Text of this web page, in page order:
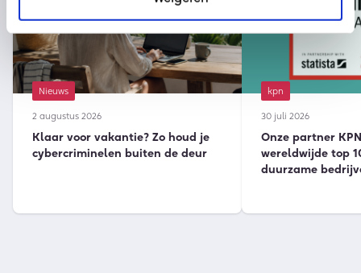
Nieuws
2 augustus 2026
Klaar voor vakantie? Zo houd je
cybercriminelen buiten de deur
kpn
30 juli 2026
Onze partner
wereldwijde top
duurzame